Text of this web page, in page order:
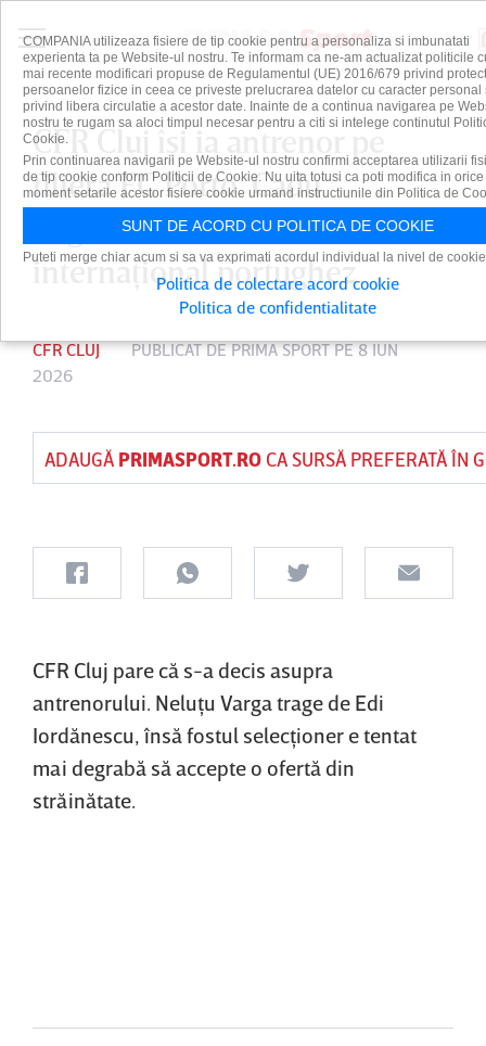
CFR Cluj îşi ia antrenor pe
filiera FC Porto. Cadu
negociază cu un fost
internaţional portughez
CFR CLUJ PUBLICAT DEPRIMA SPORTPE 8 IUN
2026
ADAUGĂ PRIMASPORT.ROCA SURSĂ PREFERATĂ ÎN
CFR Cluj pare că s-a decis asupra
antrenorului. Neluţu Varga trage de Edi
Iordănescu, însă fostul selecţioner e tentat
mai degrabă să accepte o ofertă din
străinătate.
COMPANIA utilizeaza fisiere de tip cookie pentru a personaliza si imbunatati
experienta ta pe Website-ul nostru. Te informam ca ne-am actualizat politicile
mai recente modificari propuse de Regulamentul (UE) 2016/679 privind
persoanelor fizice in ceea ce priveste prelucrarea datelor cu caracter personal
privind libera circulatie a acestor date. Inainte de a continua navigarea pe
nostru te rugam sa aloci timpul necesar pentru a citi si intelege continutul
Cookie.
Prin continuarea navigarii pe Website-ul nostru confirmi acceptarea utilizarii
de tip cookie conform Politicii de Cookie. Nu uita totusi ca poti modifica in orice
moment setarile acestor fisiere cookie urmand instructiunile din Politica de
SUNT DE ACORD CU POLITICA DE COOKIE
Puteti merge chiar acum si sa va exprimati acordul individual la nivel de
Politica de colectare acord cookie
Politica de confidentialitate